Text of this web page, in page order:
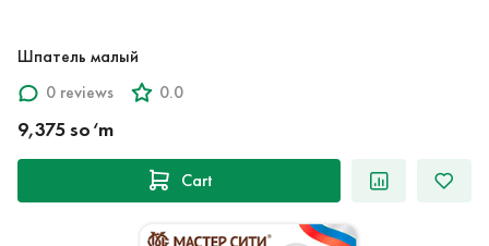
Шпатель малый
0 reviews
0.0
9,375 so‘m
Cart